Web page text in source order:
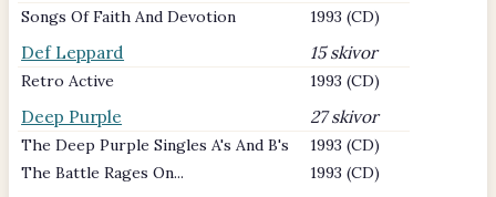
Songs Of Faith And Devotion 1993 (CD)
Def Leppard 15 skivor
Retro Active 1993 (CD)
Deep Purple 27 skivor
The Deep Purple Singles A's And B's
1993 (CD)
The Battle Rages On...
1993 (CD)